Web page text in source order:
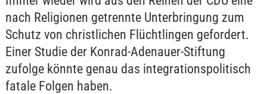
nach Religionen getrennte Unterbringung zum
Schutz von christlichen Flüchtlingen gefordert.
Einer Studie der Konrad-Adenauer-Stiftung
zufolge könnte genau das integrationspolitisch
fatale Folgen haben.